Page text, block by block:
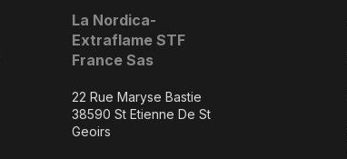
La Nordica-
Extraflame STF
France Sas
22 Rue Maryse Bastie
38590 St Etienne De St
Geoirs